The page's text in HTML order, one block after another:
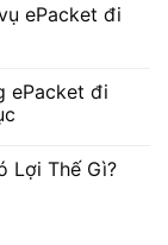
ePacket đi
ePacket đi
Lợi Thế Gì?